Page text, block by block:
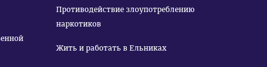
Противодействие злоупотреблению
наркотиков
Жить и работать в Ельниках